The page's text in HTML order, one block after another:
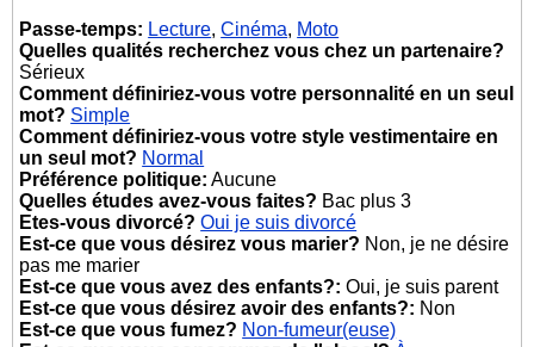
Passe-temps: Lecture,Cinéma, Moto
Quelles qualités recherchez vous chez un partenaire?
Sérieux
Comment définiriez-vous votre personnalité en un seul
mot? Simple
Comment définiriez-vous votre style vestimentaire en
un seul mot? Normal
Préférence politique: Aucune
Quelles études avez-vous faites? Bac plus 3
Etes-vous divorcé? Oui je suis divorcé
Est-ce que vous désirez vous marier? Non, je ne désire
pas me marier
Est-ce que vous avez des enfants?: Oui, je suis parent
Est-ce que vous désirez avoir des enfants?: Non
Est-ce que vous fumez? Non-fumeur(euse)